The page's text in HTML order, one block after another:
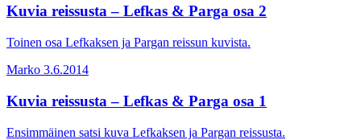
Kuvia reissusta – Lefkas & Parga osa 2
Toinen osa Lefkaksen ja Pargan reissun kuvista.
Marko 3.6.2014
Kuvia reissusta – Lefkas & Parga osa 1
Ensimmäinen satsi kuva Lefkaksen ja Pargan reissusta.